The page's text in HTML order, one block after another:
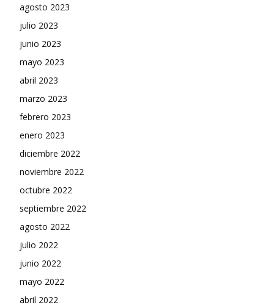
agosto 2023
julio 2023
junio 2023
mayo 2023
abril 2023
marzo 2023
febrero 2023
enero 2023
diciembre 2022
noviembre 2022
octubre 2022
septiembre 2022
agosto 2022
julio 2022
junio 2022
mayo 2022
abril 2022